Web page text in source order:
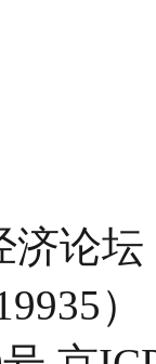
济论
）